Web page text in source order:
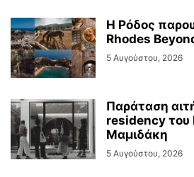
Η Ρόδος
Rhodes
5 Αυγούστου, 2026
Παράταση
residency του
Μαμιδάκη
5 Αυγούστου, 2026